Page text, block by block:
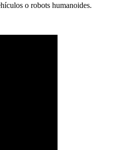
o robots humanoides.